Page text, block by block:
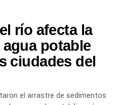
de acero y el sellado de
de la infraestructura.
esta intervención forma
y renovación de la
con el propósito de
preservar el Canal
del Alto Valle.
río afecta la
potable
ciudades del
el arrastre de sedimentos